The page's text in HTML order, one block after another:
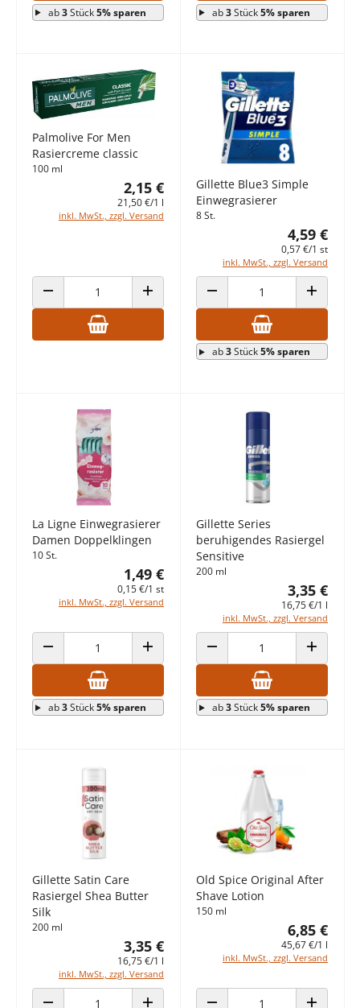
ab3Stück5% sparen ab3Stück5% sparen
Palmolive For Men
Rasiercreme classic
100 ml
2,15 €
21,50 €/1 l
inkl. MwSt., zzgl. Versand
ANZAHL VERRINGERN ANZAHL ERHÖHEN
Gillette Blue3 Simple
Einwegrasierer
8 St.
4,59 €
0,57 €/1 st
inkl. MwSt., zzgl. Versand
ANZAHL VERRINGERN ANZAHL
ab3Stück5% sparen
La Ligne Einwegrasierer
Damen Doppelklingen
10 St.
1,49 €
0,15 €/1 st
inkl. MwSt., zzgl. Versand
ANZAHL VERRINGERN ANZAHL ERHÖHEN
ab3Stück5% sparen
Gillette Series
beruhigendes Rasiergel
Sensitive
200 ml
3,35 €
16,75 €/1 l
inkl. MwSt., zzgl. Versand
ANZAHL VERRINGERN ANZAHL
ab3Stück5% sparen
Gillette Satin Care
Rasiergel Shea Butter
Silk
200 ml
3,35 €
16,75 €/1 l
inkl. MwSt., zzgl. Versand
Old Spice Original After
Shave Lotion
150 ml
6,85 €
45,67 €/1 l
inkl. MwSt., zzgl. Versand